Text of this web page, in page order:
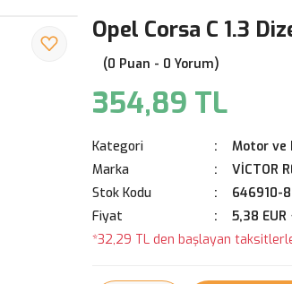
Opel Corsa C 1.3
(0 Puan - 0 Yorum)
354,89 TL
Kategori
Motor ve
Marka
VİCTOR
Stok Kodu
646910-
Fiyat
5,38 EUR
*32,29 TL den başlayan